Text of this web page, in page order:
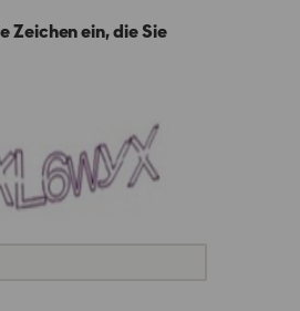
Zeichen ein, die Sie